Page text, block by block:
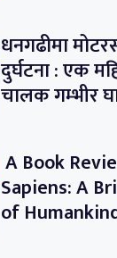
धनगढीमा
दुर्घटना : एक
चालक गम्भीर
A Book
Sapiens: A
of